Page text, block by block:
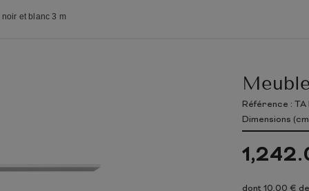
RECYCLÉ
et blanc 3 m
Référence : TA
Dimensions